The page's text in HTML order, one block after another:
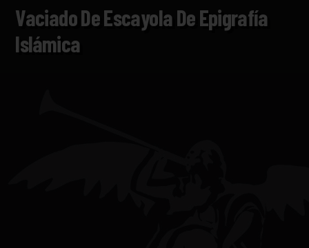
Vaciado De Escayola De Epigrafía
Islámica